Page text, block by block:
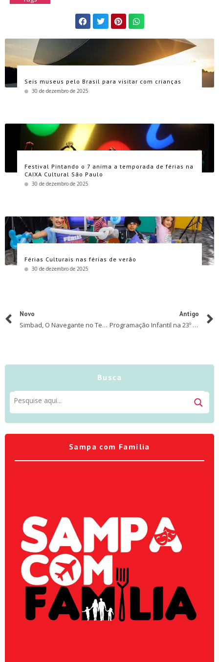
Seis museus pelo Brasil para visitar com crianças
30 de dezembro de 2025
Festival Pintando o 7 anima a temporada de férias na
CAIXA Cultural São Paulo
30 de dezembro de 2025
Férias Culturais nas férias de verão
30 de dezembro de 2025
Novo
Simbad, O Navegante no Teatro Alfa
Antigo
Programação Infantil na 23º edição Cultura Inglesa Festival
Busca
Sampa com Família